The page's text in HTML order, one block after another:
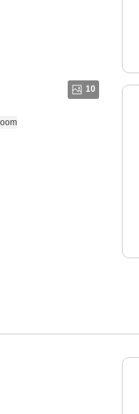
10